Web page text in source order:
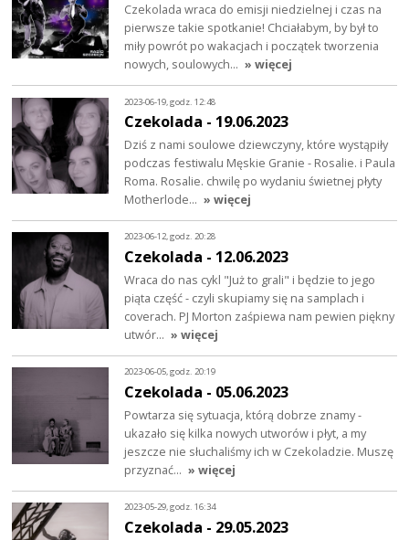
Czekolada wraca do emisji niedzielnej i czas na
pierwsze takie spotkanie! Chciałabym, by był to
miły powrót po wakacjach i początek tworzenia
nowych, soulowych… » więcej
2023-06-19, godz. 12:48
Czekolada - 19.06.2023
Dziś z nami soulowe dziewczyny, które wystąpiły
podczas festiwalu Męskie Granie - Rosalie. i Paula
Roma. Rosalie. chwilę po wydaniu świetnej płyty
Motherlode… » więcej
2023-06-12, godz. 20:28
Czekolada - 12.06.2023
Wraca do nas cykl "Już to grali" i będzie to jego
piąta część - czyli skupiamy się na samplach i
coverach. PJ Morton zaśpiewa nam pewien piękny
utwór… » więcej
2023-06-05, godz. 20:19
Czekolada - 05.06.2023
Powtarza się sytuacja, którą dobrze znamy -
ukazało się kilka nowych utworów i płyt, a my
jeszcze nie słuchaliśmy ich w Czekoladzie. Muszę
przyznać… » więcej
2023-05-29, godz. 16:34
Czekolada - 29.05.2023